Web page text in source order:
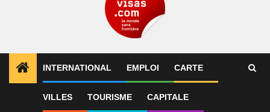
INTERNATIONAL EMPLOI CARTE
VILLES TOURISME CAPITALE
International